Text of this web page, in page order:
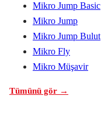
Mikro Jump Basic
Mikro Jump
Mikro Jump Bulut
Mikro Fly
Mikro Müşavir
Tümünü gör →